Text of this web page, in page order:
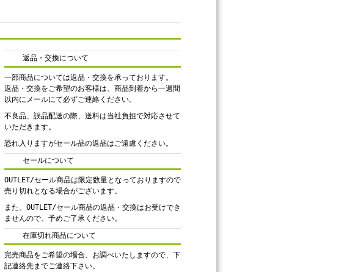
返品・交換について
一部商品については返品・交換を承っております。
返品・交換をご希望のお客様は、商品到着から一週間
以内にメールにて必ずご連絡ください。
不良品、誤品配送の際、送料は当社負担で対応させて
いただきます。
恐れ入りますがセール品の返品はご遠慮ください。
セールについて
OUTLET/セール商品は限定数量となっておりますので
売り切れとなる場合がございます。
また、OUTLET/セール商品の返品・交換はお受けでき
ませんので、予めご了承ください。
在庫切れ商品について
完売商品をご希望の場合、お調べいたしますので、下
記連絡先までご連絡下さい。